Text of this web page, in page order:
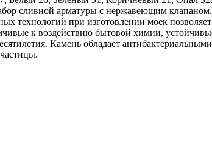
сливной арматуры с нержавеющим
технологий при изготовлении моек
к воздействию бытовой химии,
Камень обладает